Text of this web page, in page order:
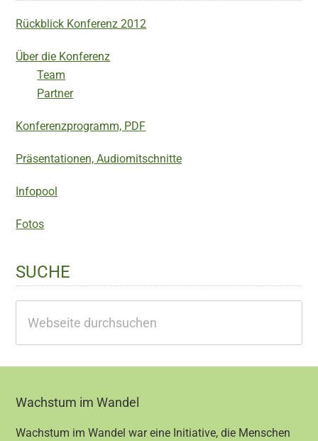
Rückblick Konferenz 2012
Über die Konferenz
Team
Partner
Konferenzprogramm, PDF
Präsentationen, Audiomitschnitte
Infopool
Fotos
SUCHE
durchsuchen
Footer
Wachstum im Wandel
Wachstum im Wandel war eine Initiative, die Menschen